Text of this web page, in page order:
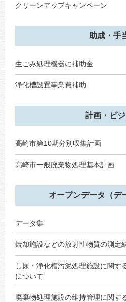
クリーンアップキャンペーン
助成・手
生ごみ処理機器に補助金
浄化槽設置事業費補助
計画・ビ
高崎市第10期分別収集計画
高崎市一般廃棄物処理基本計画
オープンデータ（デ
データ集
焼却施設などの放射性物質の測定
し尿・浄化槽汚泥処理施設に関す
について
廃棄物処理施設の維持管理に関す